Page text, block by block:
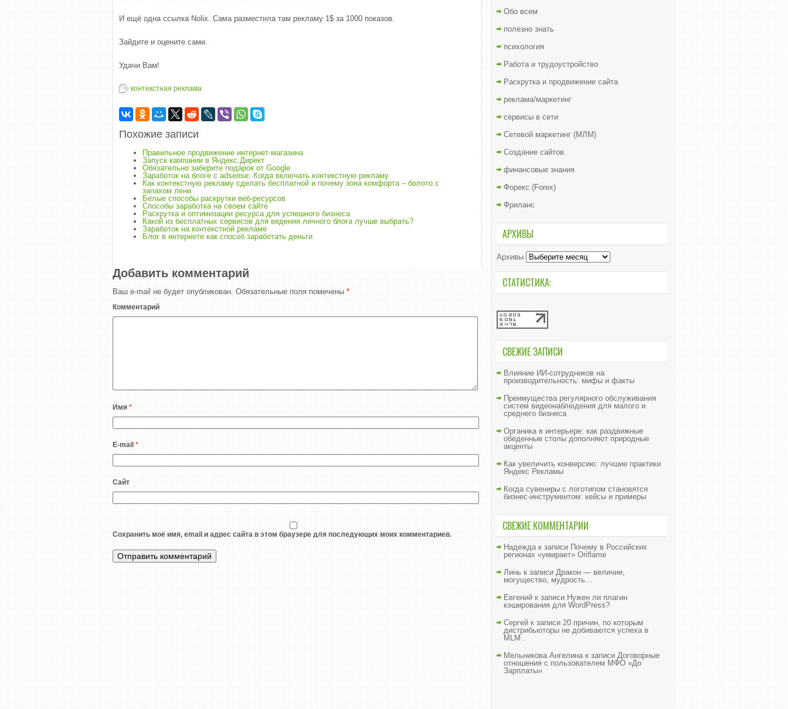
И ещё одна ссылка Nolix. Сама разместила там рекламу 1$ за 1000 показов.
Зайдите и оцените сами.
Удачи Вам!
контекстная реклама
Похожие записи
Правильное продвижение интернет-магазина
Запуск кампании в Яндекс.Директ
Обязательно заберите подарок от Google
Заработок на блоге с adsense: Когда включать контекстную рекламу
Как контекстную рекламу сделать бесплатной и почему зона комфорта – болото с
запахом лени
Белые способы раскрутки веб-ресурсов
Способы заработка на своем сайте
Раскрутка и оптимизации ресурса для успешного бизнеса
Какой из бесплатных сервисов для ведения личного блога лучше выбрать?
Заработок на контекстной рекламе
Блог в интернете как способ заработать деньги
Добавить комментарий
Ваш e-mail не будет опубликован. Обязательные поля помечены *
Комментарий
Имя *
E-mail *
Сайт
Сохранить моё имя, email и адрес сайта в этом браузере для последующих моих комментариев.
Обо всем
полезно знать
психология
Работа и трудоустройство
Раскрутка и продвижение сайта
реклама/маркетинг
сервисы в сети
Сетевой маркетинг (МЛМ)
Создание сайтов
финансовые знания
Форекс (Forex)
Фриланс
АРХИВЫ
Архивы
СТАТИСТИКА:
СВЕЖИЕ ЗАПИСИ
Влияние ИИ‑сотрудников на
производительность: мифы и факты
Преимущества регулярного обслуживания
систем видеонаблюдения для малого и
среднего бизнеса
Органика в интерьере: как раздвижные
обеденные столы дополняют природные
акценты
Как увеличить конверсию: лучшие практики
Яндекс Рекламы
Когда сувениры с логотипом становятся
бизнес-инструментом: кейсы и примеры
СВЕЖИЕ КОММЕНТАРИИ
Надеждак записи Почему в Российских
регионах «умирает» Oriflame
Линь к записи Дракон — величие,
могущество, мудрость…
Евгений к записи Нужен ли плагин
кэширования для WordPress?
Сергей к записи 20 причин, по которым
дистрибьюторы не добиваются успеха в
MLM .
Мельникова Ангелинак записи Договорные
отношения с пользователем МФО «До
Зарплаты»